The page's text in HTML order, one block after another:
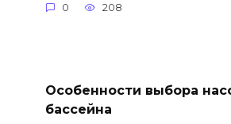
0 208
Особенности выбора
бассейна